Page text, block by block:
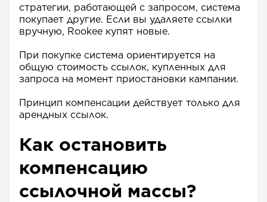
стратегии, работающей с запросом, система
покупает другие. Если вы удаляете ссылки
вручную, Rookee купят новые.
При покупке система ориентируется на
общую стоимость ссылок, купленных для
запроса на момент приостановки кампании.
Принцип компенсации действует только для
арендных ссылок.
Как остановить
компенсацию
ссылочной массы?